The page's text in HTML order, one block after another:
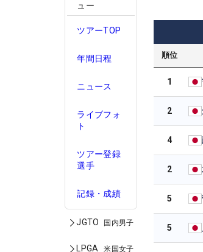
ュー
ツアーTOP
年間日程
ニュース
ライブフォ
ト
ツアー登録
選手
記録・成績
JGTO 国内男子
LPGA 米国女子
順位
1
2
4
2
5
5